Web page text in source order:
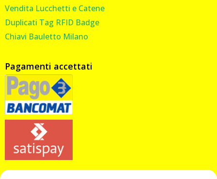
Vendita Lucchetti e Catene
Duplicati Tag RFID Badge
Chiavi Bauletto Milano
Pagamenti accettati